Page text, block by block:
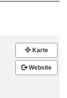
Karte
Website